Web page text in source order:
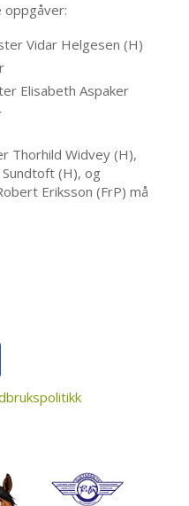
oppgåver:
Vidar Helgesen (H)
Elisabeth Aspaker
Thorhild Widvey (H),
(H), og
Eriksson (FrP) må